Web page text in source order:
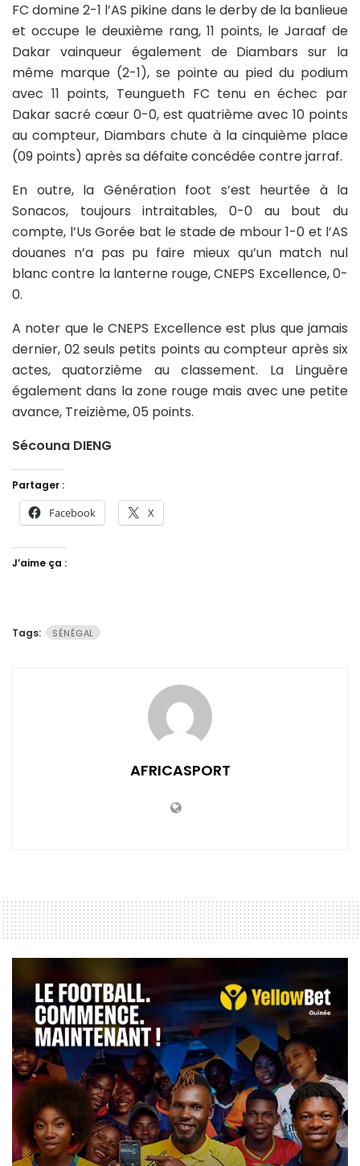
FC domine 2-1 l’AS pikine dans le derby de la banlieue
et occupe le deuxième rang, 11 points, le Jaraaf de
Dakar vainqueur également de Diambars sur la
même marque (2-1), se pointe au pied du podium
avec 11 points, Teungueth FC tenu en échec par
Dakar sacré cœur 0-0, est quatrième avec 10 points
au compteur, Diambars chute à la cinquième place
(09 points) après sa défaite concédée contre jarraf.
En outre, la Génération foot s’est heurtée à la
Sonacos, toujours intraitables, 0-0 au bout du
compte, l’Us Gorée bat le stade de mbour 1-0 et l’AS
douanes n’a pas pu faire mieux qu’un match nul
blanc contre la lanterne rouge, CNEPS Excellence, 0-
0.
A noter que le CNEPS Excellence est plus que jamais
dernier, 02 seuls petits points au compteur après six
actes, quatorzième au classement. La Linguère
également dans la zone rouge mais avec une petite
avance, Treizième, 05 points.
Sécouna DIENG
Partager :
Facebook X
J’aime ça :
Tags: SÉNÉGAL
AFRICASPORT